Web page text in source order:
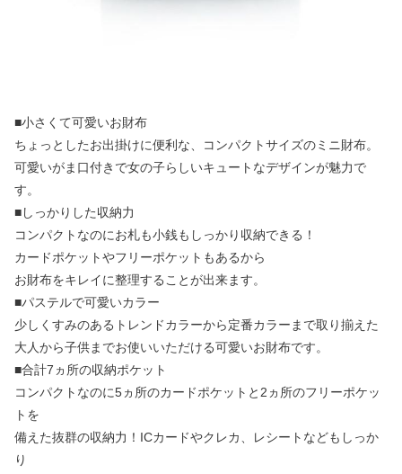
■小さくて可愛いお財布
ちょっとしたお出掛けに便利な、コンパクトサイズのミニ財布。
可愛いがま口付きで女の子らしいキュートなデザインが魅力で
す。
■しっかりした収納力
コンパクトなのにお札も小銭もしっかり収納できる！
カードポケットやフリーポケットもあるから
お財布をキレイに整理することが出来ます。
■パステルで可愛いカラー
少しくすみのあるトレンドカラーから定番カラーまで取り揃えた
大人から子供までお使いいただける可愛いお財布です。
■合計7ヵ所の収納ポケット
コンパクトなのに5ヵ所のカードポケットと2ヵ所のフリーポケッ
トを
備えた抜群の収納力！ICカードやクレカ、レシートなどもしっか
り